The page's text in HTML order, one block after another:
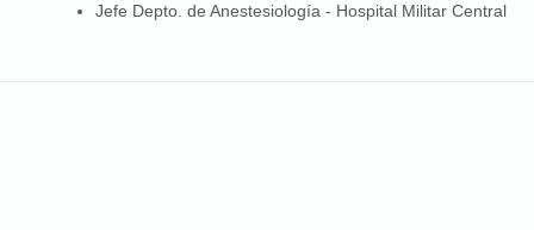
Jefe Depto. de Anestesiología - Hospital Militar Central